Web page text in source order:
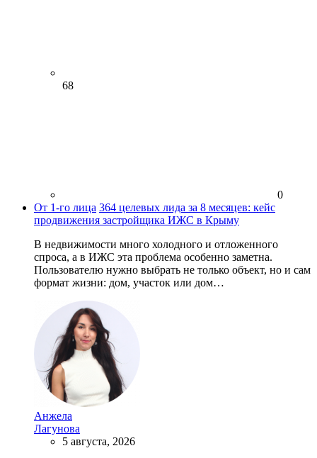
68
0
От 1-го лица 364 целевых лида за 8 месяцев: кейс
продвижения застройщика ИЖС в Крыму
В недвижимости много холодного и отложенного
спроса, а в ИЖС эта проблема особенно заметна.
Пользователю нужно выбрать не только объект, но и сам
формат жизни: дом, участок или дом…
Анжела
Лагунова
5 августа, 2026